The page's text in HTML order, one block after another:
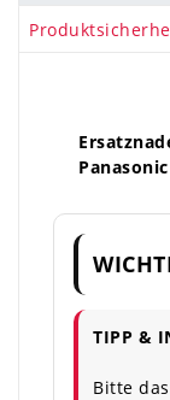
TIPP &
Bitte